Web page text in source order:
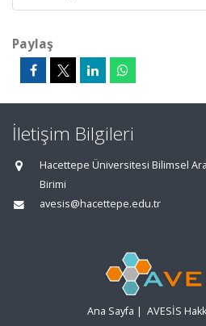
Paylaş
İletişim Bilgileri
Hacettepe Üniversitesi Bilimsel
Birimi
avesis@hacettepe.edu.tr
Ana Sayfa | AVESİS